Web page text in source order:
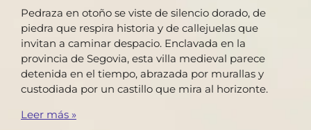
Pedraza en otoño se viste de silencio dorado, de
piedra que respira historia y de callejuelas que
invitan a caminar despacio. Enclavada en la
provincia de Segovia, esta villa medieval parece
detenida en el tiempo, abrazada por murallas y
custodiada por un castillo que mira al horizonte.
Leer más »